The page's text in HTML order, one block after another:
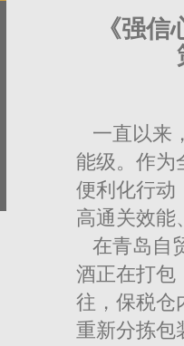
《强
一直以来
能级。作为
便利化行动
高通关效能
在青岛自
酒正在打包
往，保税仓
重新分拣包